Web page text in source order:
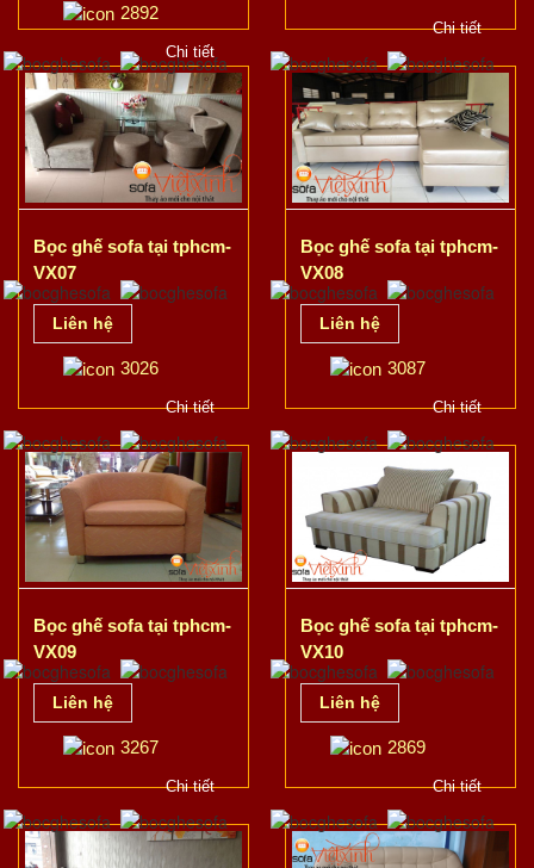
2892
Chi tiết
Chi tiết
Bọc ghế sofa tại tphcm-
VX07
Liên hệ
3026
Chi tiết
Bọc ghế sofa tại tphcm-
VX08
Liên hệ
3087
Chi tiết
Bọc ghế sofa tại tphcm-
VX09
Liên hệ
3267
Chi tiết
Bọc ghế sofa tại tphcm-
VX10
Liên hệ
2869
Chi tiết